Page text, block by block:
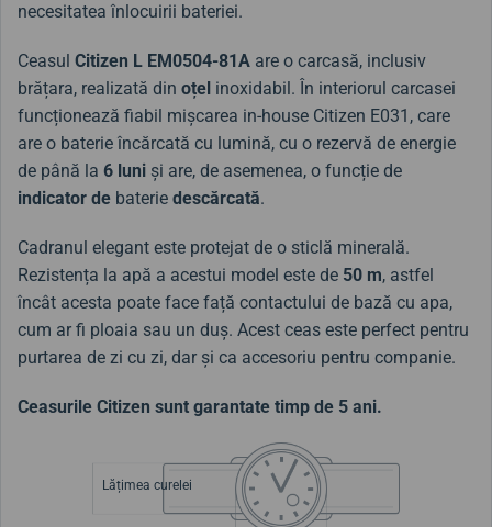
necesitatea înlocuirii bateriei.
Ceasul Citizen L EM0504-81A are o carcasă, inclusiv
brățara, realizată din oțel inoxidabil. În interiorul carcasei
funcționează fiabil mișcarea in-house Citizen E031, care
are o baterie încărcată cu lumină, cu o rezervă de energie
de până la 6 luni și are, de asemenea, o funcție de
indicator de baterie descărcată.
Cadranul elegant este protejat de o sticlă minerală.
Rezistența la apă a acestui model este de 50 m, astfel
încât acesta poate face față contactului de bază cu apa,
cum ar fi ploaia sau un duș. Acest ceas este perfect pentru
purtarea de zi cu zi, dar și ca accesoriu pentru companie.
Ceasurile Citizen sunt garantate timp de 5 ani.
Lățimea curelei